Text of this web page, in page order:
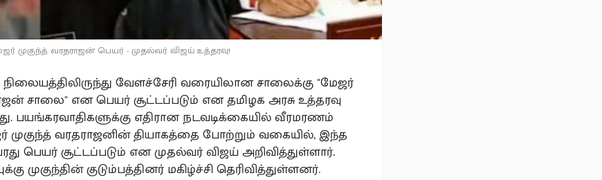
முகுந்த் வரதராஜன்' பெயர் - முதல்வர் விஜய் உத்தரவு!
நிலையத்திலிருந்து வேளச்சேரி வரையிலான சாலைக்கு "மேஜர்
சாலை" என பெயர் சூட்டப்படும் என தமிழக அரசு உத்தரவு
பயங்கரவாதிகளுக்கு எதிரான நடவடிக்கையில் வீரமரணம்
வரதராஜனின் தியாகத்தை போற்றும் வகையில், இந்த
பெயர் சூட்டப்படும் என முதல்வர் விஜய் அறிவித்துள்ளார்.
முகுந்தின் குடும்பத்தினர் மகிழ்ச்சி தெரிவித்துள்ளனர்.